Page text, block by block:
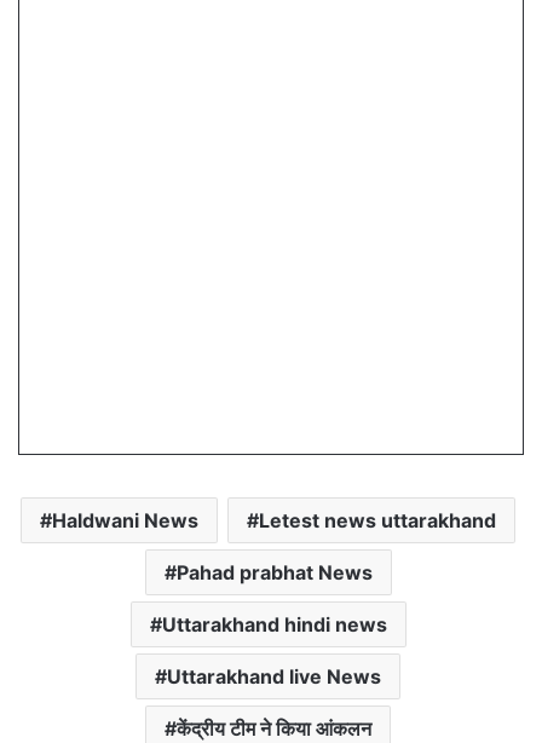
Haldwani News Letest news uttarakhand
Pahad prabhat News
Uttarakhand hindi news
Uttarakhand live News
केंद्रीय टीम ने किया आंकलन